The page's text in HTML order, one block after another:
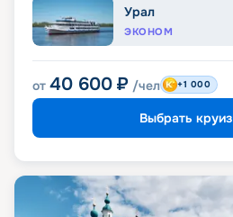
Урал
ЭКОНОМ
от 40 600 ₽ /чел +1 000
Выбрать круиз